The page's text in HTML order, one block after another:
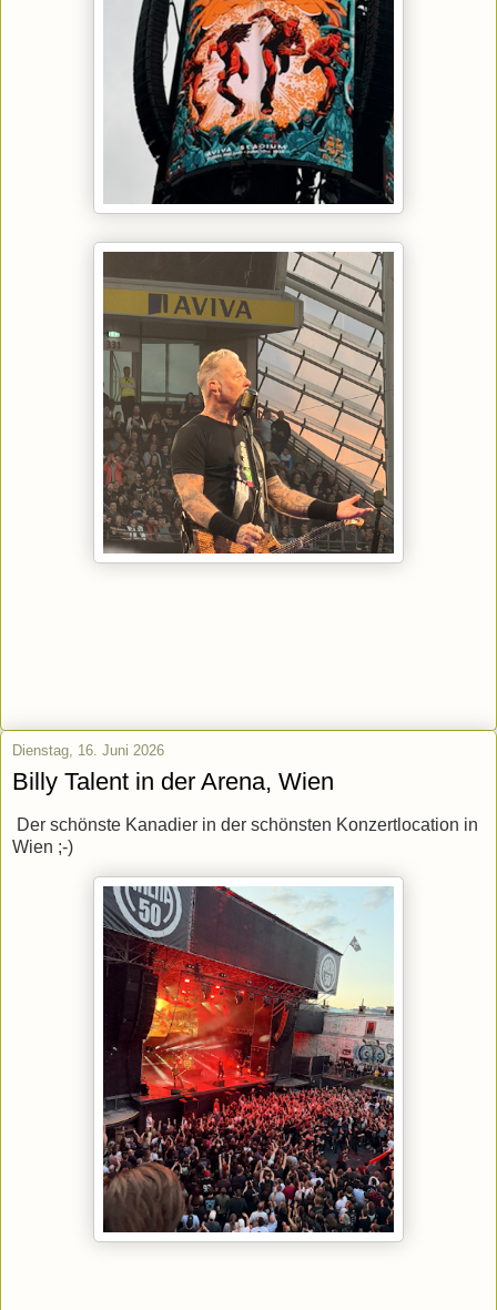
Dienstag, 16. Juni 2026
Billy Talent in der Arena, Wien
Der schönste Kanadier in der schönsten Konzertlocation in
Wien ;-)